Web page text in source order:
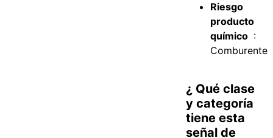
Riesgo
producto
químico :
Comburente
¿ Qué clase
y categoría
tiene esta
señal de